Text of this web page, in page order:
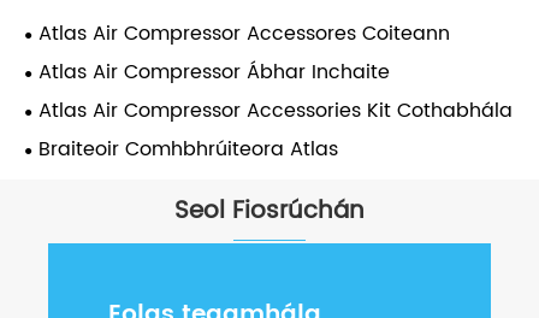
Atlas Air Compressor Accessores Coiteann
Atlas Air Compressor Ábhar Inchaite
Atlas Air Compressor Accessories Kit Cothabhála
Braiteoir Comhbhrúiteora Atlas
Seol Fiosrúchán